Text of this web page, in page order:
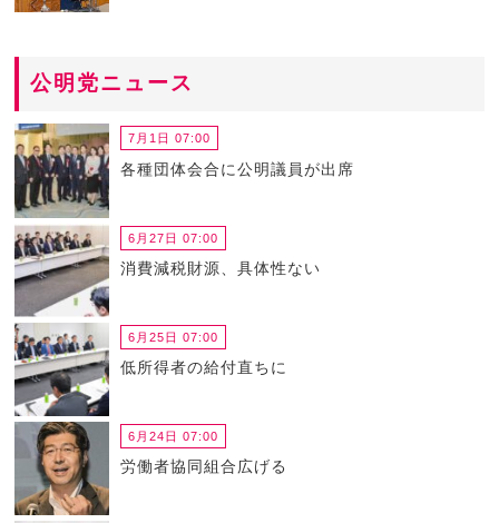
公明党ニュース
7月1日 07:00
各種団体会合に公明議員が出席
6月27日 07:00
消費減税財源、具体性ない
6月25日 07:00
低所得者の給付直ちに
6月24日 07:00
労働者協同組合広げる